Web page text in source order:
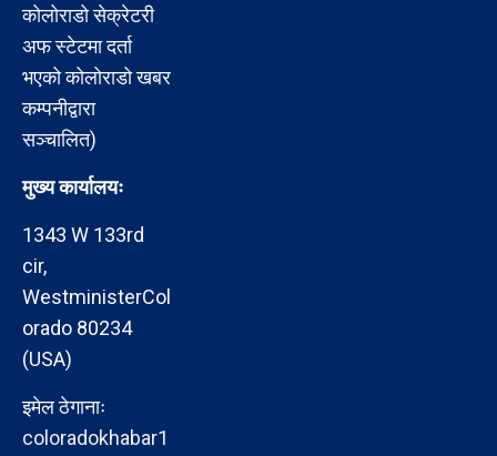
कोलोराडो सेक्रेटरी
अफ स्टेटमा दर्ता
भएको कोलोराडो खबर
कम्पनीद्वारा
सञ्चालित)
मुख्य कार्यालयः
1343 W 133rd
cir,
WestministerCol
orado 80234
(USA)
इमेल ठेगानाः
coloradokhabar1